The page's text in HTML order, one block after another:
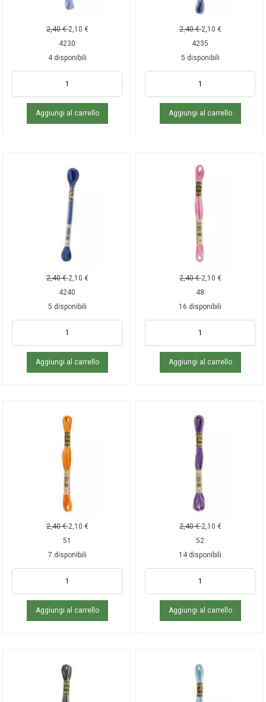
2,40€ 2,10 €
4230
4 disponibili
Aggiungi al carrello
2,40€ 2,10 €
4235
5 disponibili
Aggiungi al carrello
2,40€ 2,10 €
4240
5 disponibili
Aggiungi al carrello
2,40€ 2,10 €
48
16 disponibili
Aggiungi al carrello
2,40€ 2,10 €
51
7 disponibili
Aggiungi al carrello
2,40€ 2,10 €
52
14 disponibili
Aggiungi al carrello